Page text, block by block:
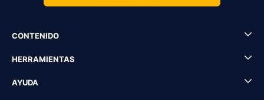
CONTENIDO
HERRAMIENTAS
AYUDA